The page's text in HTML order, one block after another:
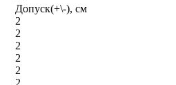
Допуск(+\-), см
2
2
2
2
2
2